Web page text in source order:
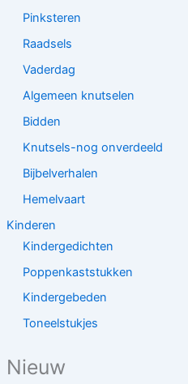
Pinksteren
Raadsels
Vaderdag
Algemeen knutselen
Bidden
Knutsels-nog onverdeeld
Bijbelverhalen
Hemelvaart
Kinderen
Kindergedichten
Poppenkaststukken
Kindergebeden
Toneelstukjes
Nieuw